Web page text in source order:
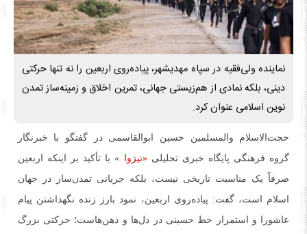
نماینده ولی‌فقیه در سپاه مهدیشهر، پیاده‌روی اربعین را نه‌ تنها حرکتی
دینی، بلکه نمادی از هم‌زیستی جهانی، تمرین اخلاق و زمینه‌ساز تمدن
نوین اسلامی عنوان کرد.
حجت‌الاسلام والمسلمین حسین ابوالقاسمی در گفتگو با خبرنگار
گروه فرهنگی پایگاه خبری تحلیلی«نیزوا
» با تأکید بر اینکه اربعین
صرفاً یک مناسبت تاریخی نیست، بلکه جریانی تمدن‌ساز در جهان
اسلام است، گفت: پیاده‌روی اربعین، نمود بارز زنده نگهداشتن پیام
عاشورا و استمرار خط حسینی در دل‌ها و ذهن‌هاست؛ حرکتی بزرگ